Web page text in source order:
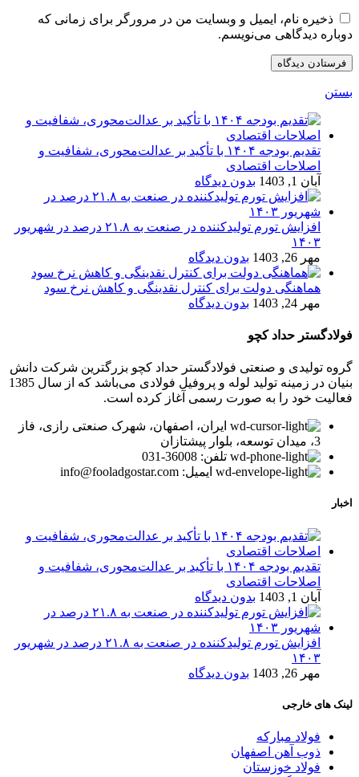
ذخیره نام، ایمیل و وبسایت من در مرورگر برای زمانی که
دوباره دیدگاهی می‌نویسم.
بستن
تقدیم بودجه ۱۴۰۴ با تأکید بر عدالت‌محوری، شفافیت و
اصلاحات اقتصادی
آبان 1, 1403
بدون دیدگاه
افزایش تورم تولیدکننده در صنعت به ۲۱.۸ درصد در شهریور
۱۴۰۳
مهر 26, 1403
بدون دیدگاه
هماهنگی دولت برای کنترل نقدینگی و کاهش نرخ سود
مهر 24, 1403
بدون دیدگاه
فولادگستر حداد کچو
گروه تولیدی و صنعتی فولادگستر حداد کچو بزرگترین شرکت دانش
بنیان در زمینه تولید لوله و پروفیل فولادی می‌باشد که از سال 1385
فعالیت خود را به صورت رسمی آغاز کرده است.
ایران، اصفهان، شهرک صنعتی رازی، فاز
3، میدان توسعه، بلوار پیشتازان
تلفن: 36008-031
ایمیل: info@fooladgostar.com
اخبار
تقدیم بودجه ۱۴۰۴ با تأکید بر عدالت‌محوری، شفافیت و
اصلاحات اقتصادی
آبان 1, 1403
بدون دیدگاه
افزایش تورم تولیدکننده در صنعت به ۲۱.۸ درصد در شهریور
۱۴۰۳
مهر 26, 1403
بدون دیدگاه
لینک های خارجی
فولاد مبارکه
ذوب آهن اصفهان
فولاد خوزستان